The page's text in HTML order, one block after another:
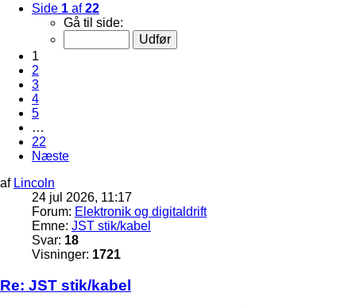
Side 1 af22
Gå til side:
1
2
3
4
5
…
22
Næste
af Lincoln
24 jul 2026, 11:17
Forum: Elektronik og digitaldrift
Emne: JST stik/kabel
Svar: 18
Visninger: 1721
Re: JST stik/kabel